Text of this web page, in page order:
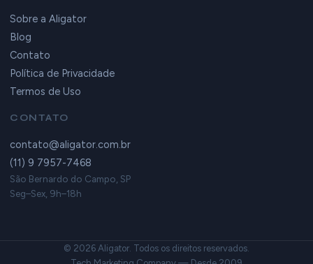
Sobre a Aligator
Blog
Contato
Política de Privacidade
Termos de Uso
CONTATO
contato@aligator.com.br
(11) 9 7957-7468
São Bernardo do Campo, SP
Seg–Sex, 9h–18h
© 2026 Aligator. Todos os direitos reservados.